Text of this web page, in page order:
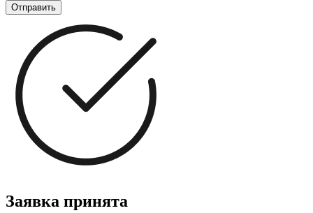
Отправить
Заявка принята